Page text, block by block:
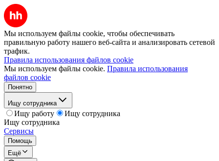
Мы используем файлы cookie, чтобы обеспечивать
правильную работу нашего веб-сайта и анализировать сетевой
трафик.
Правила использования файлов cookie
Мы используем файлы cookie. Правила использования
файлов cookie
Понятно
Ищу сотрудника
Ищу работу
Ищу сотрудника
Ищу сотрудника
Сервисы
Помощь
Ещё